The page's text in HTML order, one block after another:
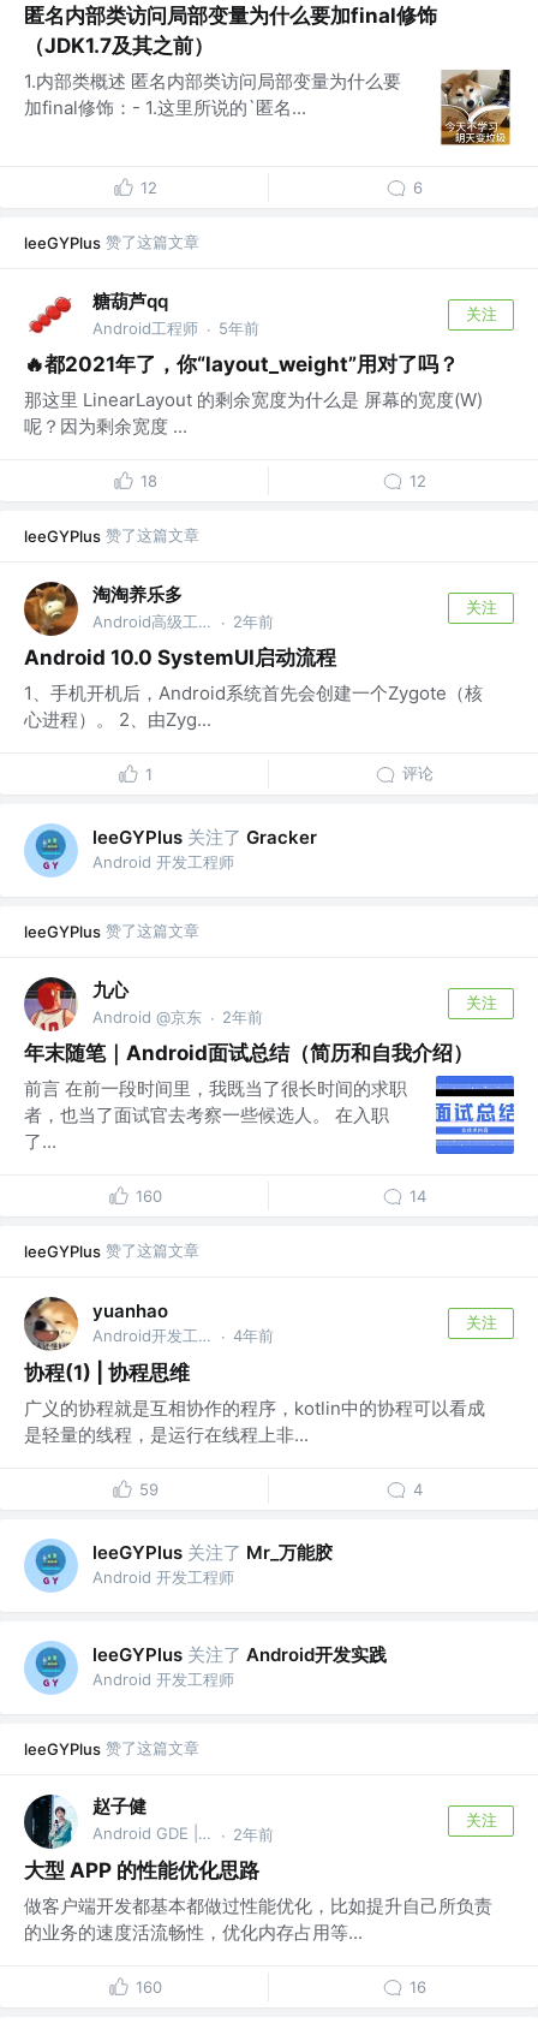
匿名内部类访问局部变量为什么要加final修饰
（JDK1.7及其之前）
1.内部类概述 匿名内部类访问局部变量为什么要
加final修饰：- 1.这里所说的`匿名...
12 6
leeGYPlus 赞了这篇文章
糖葫芦qq
Android工程师 · 5年前
关注
🔥都2021年了，你“layout_weight”用对了吗？
那这里 LinearLayout 的剩余宽度为什么是 屏幕的宽度(W)
呢？因为剩余宽度 ...
18 12
leeGYPlus 赞了这篇文章
淘淘养乐多
Android高级工程师 · 2年前
关注
Android 10.0 SystemUI启动流程
1、手机开机后，Android系统首先会创建一个Zygote（核
心进程）。 2、由Zyg...
1 评论
leeGYPlus 关注了 Gracker
Android 开发工程师
leeGYPlus 赞了这篇文章
九心
Android @京东 · 2年前
关注
年末随笔｜Android面试总结（简历和自我介绍）
前言 在前一段时间里，我既当了很长时间的求职
者，也当了面试官去考察一些候选人。 在入职
了...
160 14
leeGYPlus 赞了这篇文章
yuanhao
Android开发工程师 @安徽皖仪科技股份有限公司 · 4年前
关注
协程(1) | 协程思维
广义的协程就是互相协作的程序，kotlin中的协程可以看成
是轻量的线程，是运行在线程上非...
59 4
leeGYPlus 关注了 Mr_万能胶
Android 开发工程师
leeGYPlus 关注了 Android开发实践
Android 开发工程师
leeGYPlus 赞了这篇文章
赵子健
Android GDE | 🏆 掘金签约作者 · 2年前
关注
大型 APP 的性能优化思路
做客户端开发都基本都做过性能优化，比如提升自己所负责
的业务的速度活流畅性，优化内存占用等...
160 16